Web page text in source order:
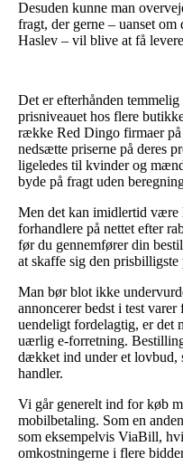
Desuden kunne man
fragt, der gerne – uanset
Haslev – vil blive at få
Det er efterhånden
prisniveauet hos flere
række Red Dingo firmaer på
nedsætte priserne på deres
ligeledes til kvinder og
byde på fragt uden
Men det kan imidlertid være
forhandlere på nettet efter
før du gennemfører din
at skaffe sig den prisbilligste
Man bør blot ikke
annoncerer bedst i test
uendeligt fordelagtig, er det
uærlig e-forretning.
dækket ind under et lovbud,
handler.
Vi går generelt ind for køb
mobilbetaling. Som en
som eksempelvis ViaBill,
omkostningerne i flere